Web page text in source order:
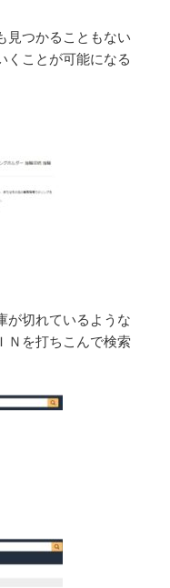
見つかることもない
くことが可能になる
が切れているような
Ｎを打ちこんで検索